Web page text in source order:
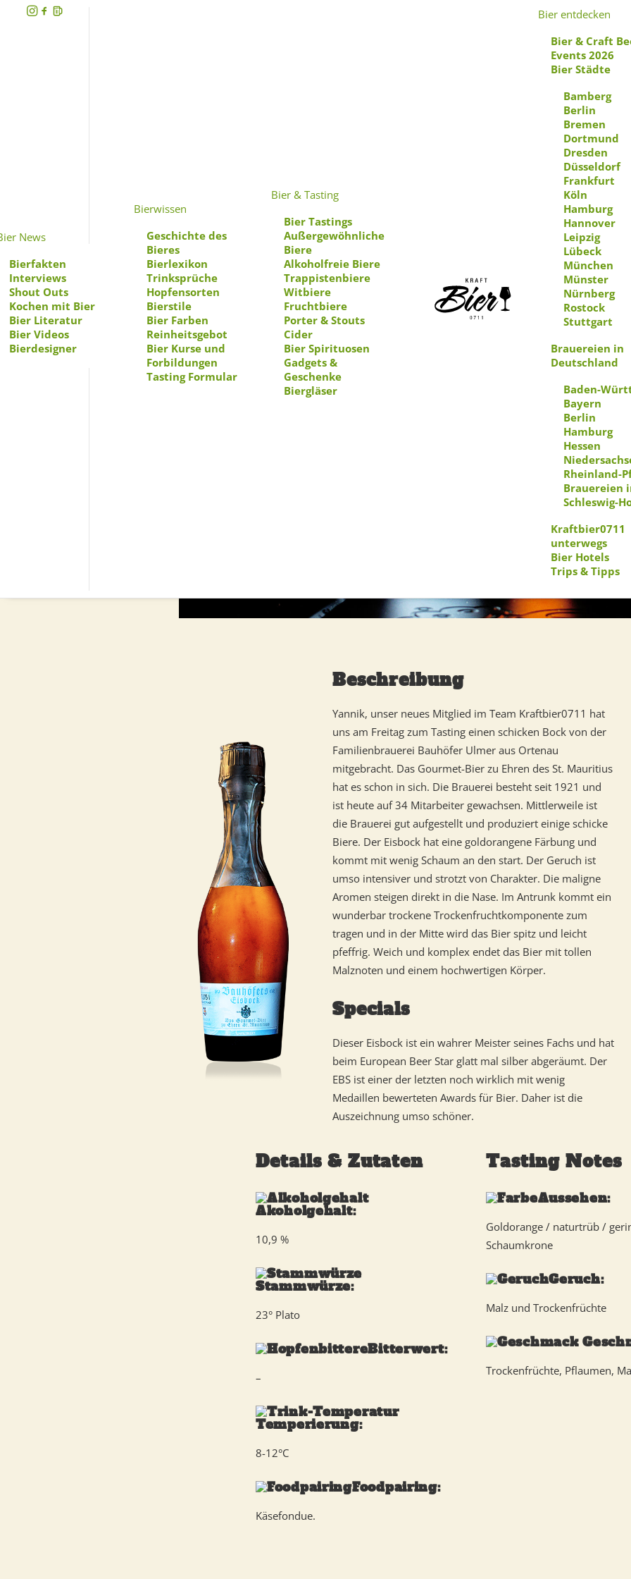
News
Bierfakten
Interviews
Shout Outs
Kochen mit Bier
Bier Literatur
Bier Videos
Bierdesigner
Bierwissen
Geschichte des
Bieres
Bierlexikon
Trinksprüche
Hopfensorten
Bierstile
Bier Farben
Reinheitsgebot
Bier Kurse und
Forbildungen
Tasting Formular
Bier & Tasting
Bier Tastings
Außergewöhnliche
Biere
Alkoholfreie Biere
Trappistenbiere
Witbiere
Fruchtbiere
Porter & Stouts
Cider
Bier Spirituosen
Gadgets &
Geschenke
Biergläser
Bier entdecken
Bier & Craft
Events 2026
Bier Städte
Bamberg
Berlin
Bremen
Dortmund
Dresden
Düsseldorf
Frankfurt
Köln
Hamburg
Hannover
Leipzig
Lübeck
München
Münster
Nürnberg
Rostock
Stuttgart
Brauereien in
Deutschland
Baden-
Bayern
Berlin
Hamburg
Hessen
Rheinland-
Brauereien
Schleswig-
Kraftbier0711
unterwegs
Bier Hotels
Trips & Tipps
Außergewöhnliche Biere
Familienbrauerei
Beschreibung
Yannik, unser neues Mitglied im Team Kraftbier0711 hat
uns am Freitag zum Tasting einen schicken Bock von der
Familienbrauerei Bauhöfer Ulmer aus Ortenau
mitgebracht. Das Gourmet-Bier zu Ehren des St. Mauritius
hat es schon in sich. Die Brauerei besteht seit 1921 und
ist heute auf 34 Mitarbeiter gewachsen. Mittlerweile ist
die Brauerei gut aufgestellt und produziert einige schicke
Biere. Der Eisbock hat eine goldorangene Färbung und
kommt mit wenig Schaum an den start. Der Geruch ist
umso intensiver und strotzt von Charakter. Die maligne
Aromen steigen direkt in die Nase. Im Antrunk kommt ein
wunderbar trockene Trockenfruchtkomponente zum
tragen und in der Mitte wird das Bier spitz und leicht
pfeffrig. Weich und komplex endet das Bier mit tollen
Malznoten und einem hochwertigen Körper.
Specials
Dieser Eisbock ist ein wahrer Meister seines Fachs und hat
beim European Beer Star glatt mal silber abgeräumt. Der
EBS ist einer der letzten noch wirklich mit wenig
Medaillen bewerteten Awards für Bier. Daher ist die
Auszeichnung umso schöner.
Details & Zutaten
Akoholgehalt:
10,9 %
Stammwürze:
23° Plato
Bitterwert:
–
Temperierung:
8-12°C
Foodpairing:
Käsefondue.
Tasting Notes
Aussehen:
Goldorange / naturtrüb /
Schaumkrone
Geruch:
Malz und Trockenfrüchte
Trockenfrüchte, Pflaumen,